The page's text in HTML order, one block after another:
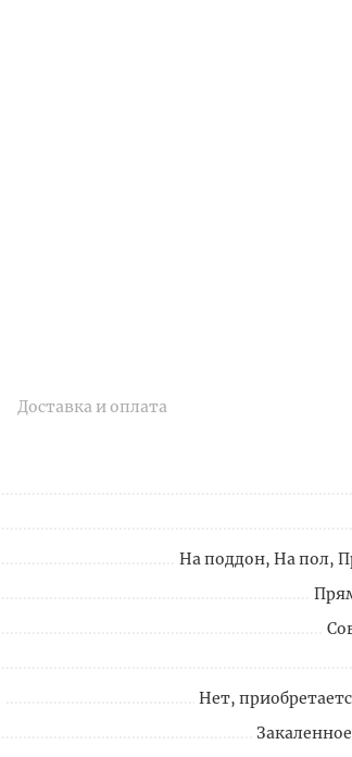
Доставка и оплата
На поддон, На пол,
Нет,